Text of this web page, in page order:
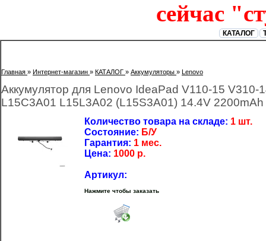
сейчас
КАТАЛОГ
Главная » Интернет-магазин » КАТАЛОГ » Аккумуляторы » Lenovo
Аккумулятор для Lenovo IdeaPad V110-15
L15C3A01 L15L3A02 (L15S3A01) 14.4V
Количество товара на складе: 1 шт.
Состояние: Б/У
Гарантия: 1 мес.
Цена: 1000 р.
Артикул:
Нажмите чтобы заказать